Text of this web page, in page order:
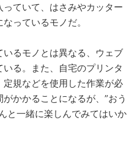
ていて、はさみやカッター
っているモノだ。
るモノとは異なる、ウェブ
る。また、自宅のプリンタ
規などを使用した作業が必
かかることになるが、”おう
と一緒に楽しんでみてはいか